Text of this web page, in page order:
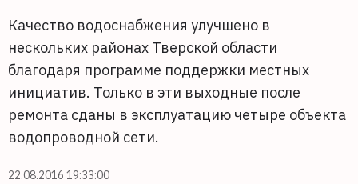
Качество водоснабжения улучшено в
нескольких районах Тверской области
благодаря программе поддержки местных
инициатив. Только в эти выходные после
ремонта сданы в эксплуатацию четыре объекта
водопроводной сети.
22.08.2016 19:33:00